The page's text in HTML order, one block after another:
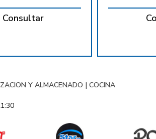
Consultar
Y ALMACENADO | COCINA